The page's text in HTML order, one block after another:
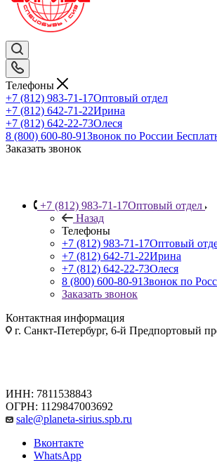
Телефоны
+7 (812) 983-71-17Оптовый отдел
+7 (812) 642-71-22Ирина
+7 (812) 642-22-73Олеся
8 (800) 600-80-91Звонок по России
Заказать звонок
+7 (812) 983-71-17Оптовый отдел
Назад
Телефоны
+7 (812) 983-71-17Оптовый
+7 (812) 642-71-22Ирина
+7 (812) 642-22-73Олеся
8 (800) 600-80-91Звонок по
Заказать звонок
Контактная информация
г. Санкт-Петербург, 6-й Предпортовый
ИНН: 7811538843
ОГРН: 1129847003692
sale@planeta-sirius.spb.ru
Вконтакте
WhatsApp